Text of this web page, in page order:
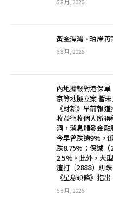
6 8 月, 2026
黃金海灣．珀岸再
6 8 月, 2026
內地據報對港保
京等地擬立案 暫
《財新》早前報
收益徵收個人所
洞，消息觸發金融
今早曾跌逾9%，
跌8.75%；保誠（
2.5%。此外，大
渣打（2888）則
《星島頭條》指
6 8 月, 2026